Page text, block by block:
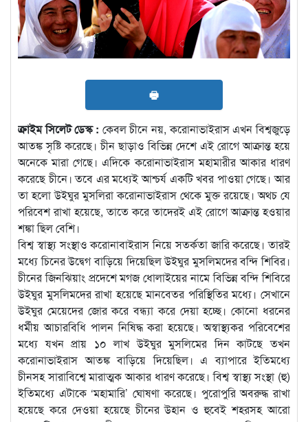
🖶
ক্রাইম সিলেট ডেস্ক : কেবল চীনে নয়, করোনাভাইরাস এখন বিশ্বজুড়ে
আতঙ্ক সৃষ্টি করেছে। চীন ছাড়াও বিভিন্ন দেশে এই রোগে আক্রান্ত হয়ে
অনেকে মারা গেছে। এদিকে করোনাভাইরাস মহামারীর আকার ধারণ
করেছে চীনে। তবে এর মধ্যেই আশ্চর্য একটি খবর পাওয়া গেছে। আর
তা হলো উইঘুর মুসলিরা করোনাভাইরাস থেকে মুক্ত রয়েছে। অথচ যে
পরিবেশ রাখা হয়েছে, তাতে করে তাদেরই এই রোগে আক্রান্ত হওয়ার
শঙ্কা ছিল বেশি।
বিশ্ব স্বাস্থ্য সংস্থাও করোনাবাইরাস নিয়ে সতর্কতা জারি করেছে। তারই
মধ্যে চিনের উদ্বেগ বাড়িয়ে দিয়েছিল উইঘুর মুসলিমদের বন্দি শিবির।
চীনের জিনঝিয়াং প্রদেশে মগজ ধোলাইয়ের নামে বিভিন্ন বন্দি শিবিরে
উইঘুর মুসলিমদের রাখা হয়েছে মানবেতর পরিস্থিতির মধ্যে। সেখানে
উইঘুর মেয়েদের জোর করে বন্ধ্যা করে দেয়া হচ্ছে। কোনো ধরনের
ধর্মীয় আচারবিধি পালন নিষিদ্ধ করা হয়েছে। অস্বাস্থ্যকর পরিবেশের
মধ্যে যখন প্রায় ১০ লাখ উইঘুর মুসলিমের দিন কাটছে তখন
করোনাভাইরাস আতঙ্ক বাড়িয়ে দিয়েছিল। এ ব্যাপারে ইতিমধ্যে
চীনসহ সারাবিশ্বে মারাত্মক আকার ধারণ করেছে। বিশ্ব স্বাস্থ্য সংস্থা (হু)
ইতিমধ্যে এটাকে ‘মহামারি’ ঘোষণা করেছে। পুরোপুরি অবরুদ্ধ রাখা
হয়েছে করে দেওয়া হয়েছে চীনের উহান ও হুবেই শহরসহ আরো